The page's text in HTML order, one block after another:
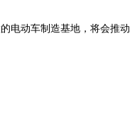
动车制造基地，将会推